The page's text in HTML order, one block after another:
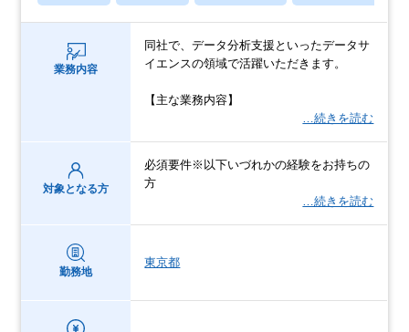
業務内容
同社で、データ分析支援といったデータサ
イエンスの領域で活躍いただきます。
【主な業務内容】
…続きを読む
対象となる方
必須要件※以下いづれかの経験をお持ちの
方
…続きを読む
勤務地
東京都